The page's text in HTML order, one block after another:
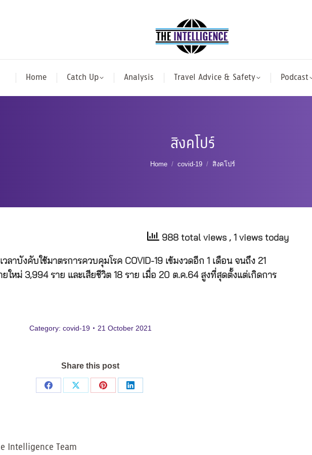
Home Catch Up Analysis Travel Advice & Safety Podcast
สิงคโปร์
You are here:
Home covid-19 สิงคโปร์
988 total views , 1 views today
ลาบังคับใช้มาตรการควบคุมโรค COVID-19 เข้มงวดอีก 1 เดือน จนถึง 21
ใหม่ 3,994 ราย และเสียชีวิต 18 ราย เมื่อ 20 ต.ค.64 สูงที่สุดตั้งแต่เกิดการ
Category: covid-19 21 October 2021
Share this post
Share
Share
Share
Share
Intelligence Team